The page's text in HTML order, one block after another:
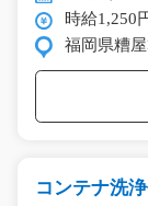
時給1,250
福岡県糟
コンテナ洗